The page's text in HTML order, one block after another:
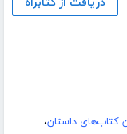
کتاب‌های داستان،